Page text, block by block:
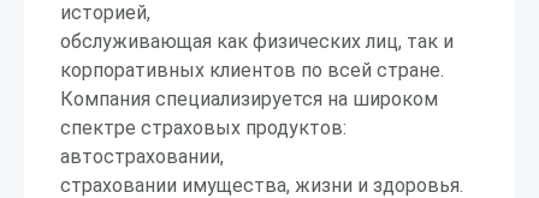
историей,
обслуживающая как физических лиц, так и
корпоративных клиентов по всей стране.
Компания специализируется на широком
спектре страховых продуктов:
автостраховании,
страховании имущества, жизни и здоровья.